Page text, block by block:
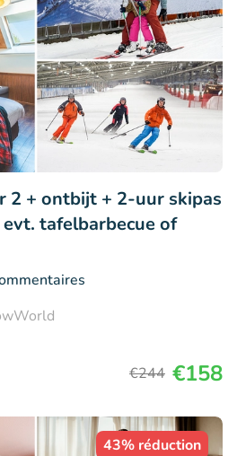
2 + ontbijt + 2-uur skipas
tafelbarbecue of
€244 €158
43% réduction